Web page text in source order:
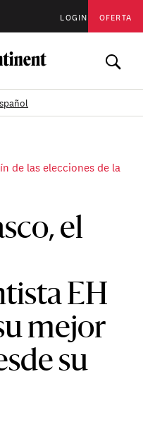
LOGIN OFERTA
de las elecciones de la
el
EH
mejor
su